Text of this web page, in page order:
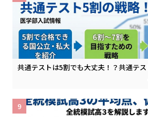
共通テストは5割でも大丈夫！？共通テス
9